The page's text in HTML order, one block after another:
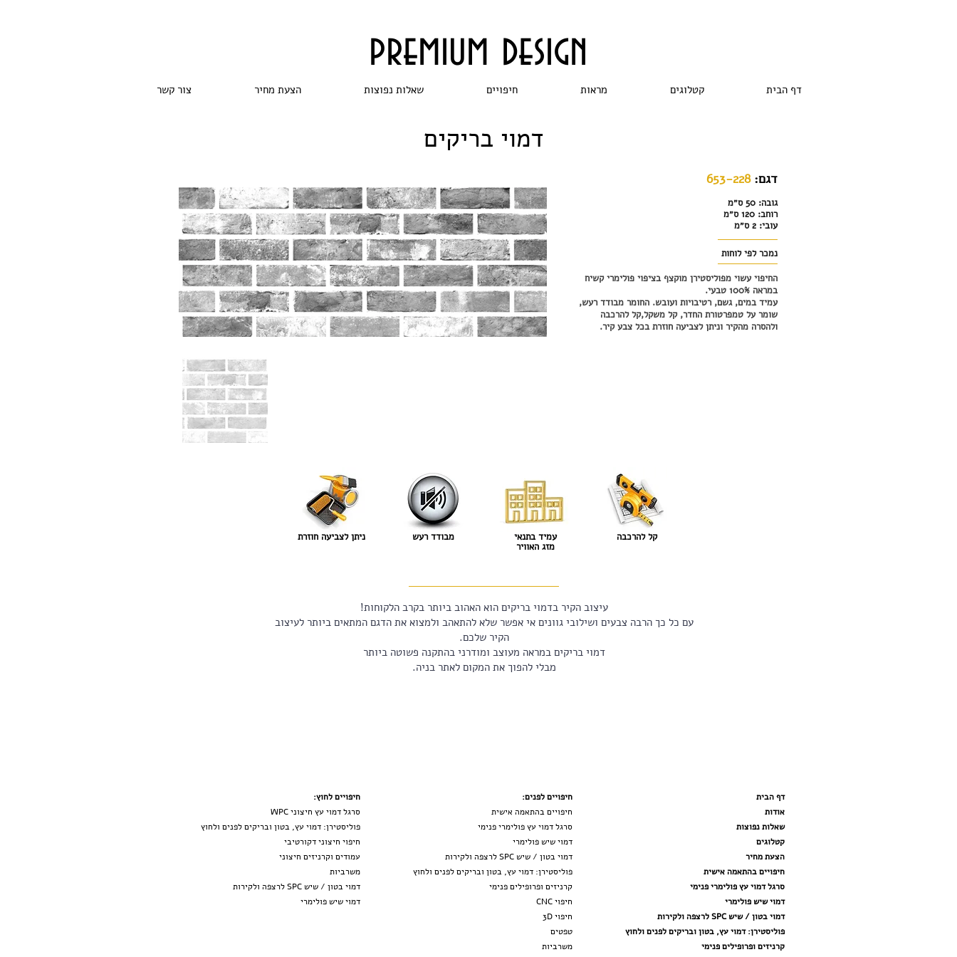
premium design
צור קשר הצעת מחיר שאלות נפוצות חיפויים מראות קטלוגים דף הבית
דמוי בריקים
ניתן לצביעה חוזרת מבודד רעש עמיד בתנאי
מזג האוויר
653-228 :דגם
גובה: 50 ס״מ
רוחב: 120 ס״מ
עובי: 2 ס״מ
נמכר לפי לוחות
החיפוי עשוי מפוליסטירן מוקצף בציפוי פולימרי קשיח
במראה 100% טבעי.
עמיד במים, גשם, רטיבויות ועובש. החומר מבודד רעש,
שומר על טמפרטורת החדר, קל משקל,קל להרכבה
ולהסרה מהקיר וניתן לצביעה חוזרת בכל צבע קיר.
קל להרכבה
עיצוב הקיר בדמוי בריקים הוא האהוב ביותר בקרב הלקוחות!
עם כל כך הרבה צבעים ושילובי גוונים אי אפשר שלא להתאהב ולמצוא את הדגם המתאים ביותר לעיצוב
הקיר שלכם.
דמוי בריקים במראה מעוצב ומודרני בהתקנה פשוטה ביותר
מבלי להפוך את המקום לאתר בניה.
חיפויים לחוץ:
סרגל דמוי עץ חיצוני WPC
פוליסטירן: דמוי עץ, בטון ובריקים לפנים ולחוץ
חיפוי חיצוני דקורטיבי
עמודים וקרניזים חיצוני
משרביות
דמויבטון / שיש SPC לרצפה ולקירות
דמוי שיש פולימרי
חיפויים לפנים:
חיפויים בהתאמה אישית
סרגל דמוי עץ פולימרי פנימי
דמוי שיש פולימרי
דמוי בטון / שיש SPC לרצפה ולקירות
פוליסטירן: דמוי עץ, בטון ובריקים לפנים ולחוץ
קרניזים ופרופילים פנימי
חיפוי CNC
חיפוי3D
טפטים
משרביות
דף הבית
אודות
שאלות נפוצות
קטלוגים
הצעת מחיר
חיפויים בהתאמה אישית
סרגל דמוי עץ פולימרי פנימי
דמוי שיש פולימרי
דמוי בטון / שיש SPC לרצפה ולקירות
פוליסטירן: דמוי עץ, בטון ובריקים לפנים ולחוץ
קרניזים ופרופילים פנימי